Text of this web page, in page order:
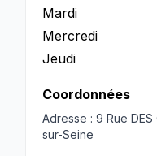
Mardi
Mercredi
Jeudi
Coordonnées
Adresse : 9 Rue DES
sur-Seine